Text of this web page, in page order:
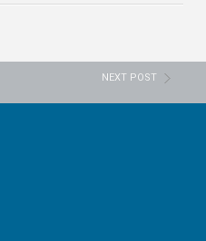
NEXT POST